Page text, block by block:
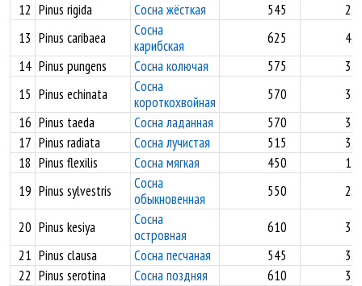
12 Pinus rigida Сосна жёсткая 545
13 Pinus caribaea
Сосна
карибская
625
14 Pinus pungens Сосна колючая 575
15 Pinus echinata
Сосна
короткохвойная
570
16 Pinus taeda Сосна ладанная 570
17 Pinus radiata Сосна лучистая 515
18 Pinus flexilis Сосна мягкая 450
19 Pinus sylvestris
Сосна
обыкновенная
550
20 Pinus kesiya
Сосна
островная
610
21 Pinus clausa Сосна песчаная 545
22 Pinus serotina Сосна поздняя 610